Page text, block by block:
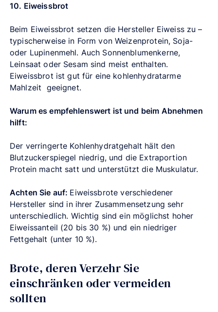
10. Eiweissbrot
Beim Eiweissbrot setzen die Hersteller Eiweiss zu –
typischerweise in Form von Weizenprotein, Soja-
oder Lupinenmehl. Auch Sonnenblumenkerne,
Leinsaat oder Sesam sind meist enthalten.
Eiweissbrot ist gut für eine kohlenhydratarme
Mahlzeit geeignet.
Warum es empfehlenswert ist und beim Abnehmen
hilft:
Der verringerte Kohlenhydratgehalt hält den
Blutzuckerspiegel niedrig, und die Extraportion
Protein macht satt und unterstützt die Muskulatur.
Achten Sie auf: Eiweissbrote verschiedener
Hersteller sind in ihrer Zusammensetzung sehr
unterschiedlich. Wichtig sind ein möglichst hoher
Eiweissanteil (20 bis 30 %) und ein niedriger
Fettgehalt (unter 10 %).
Brote, deren Verzehr Sie
einschränken oder vermeiden
sollten